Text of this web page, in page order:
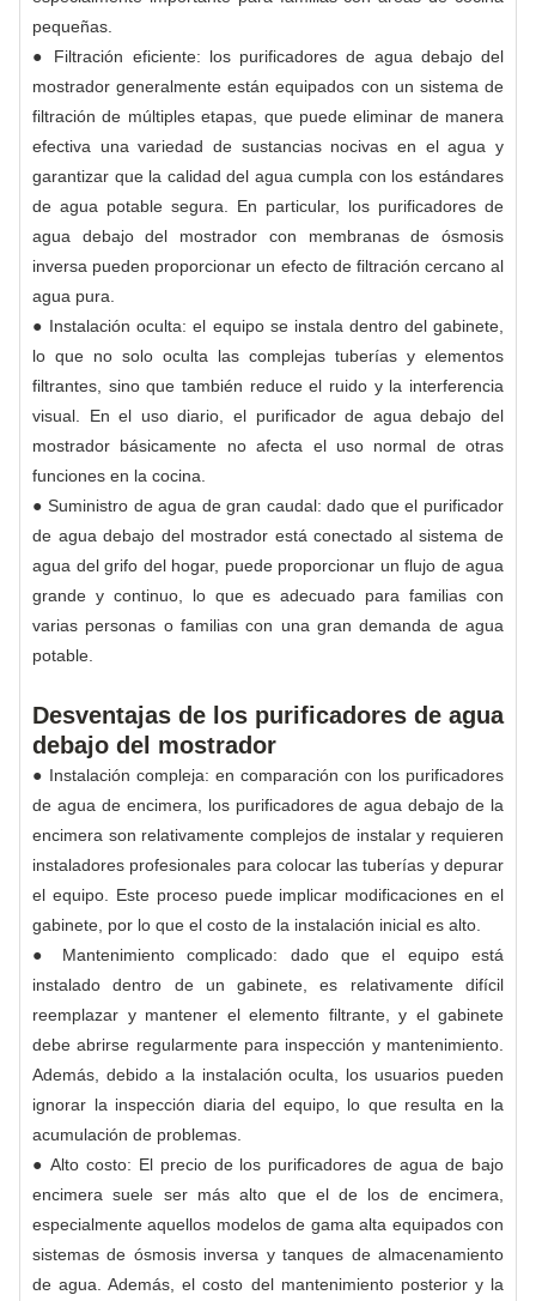
pequeñas.
● Filtración eficiente: los purificadores de agua debajo del
mostrador generalmente están equipados con un sistema de
filtración de múltiples etapas, que puede eliminar de manera
efectiva una variedad de sustancias nocivas en el agua y
garantizar que la calidad del agua cumpla con los estándares
de agua potable segura. En particular, los purificadores de
agua debajo del mostrador con membranas de ósmosis
inversa pueden proporcionar un efecto de filtración cercano al
agua pura.
● Instalación oculta: el equipo se instala dentro del gabinete,
lo que no solo oculta las complejas tuberías y elementos
filtrantes, sino que también reduce el ruido y la interferencia
visual. En el uso diario, el purificador de agua debajo del
mostrador básicamente no afecta el uso normal de otras
funciones en la cocina.
● Suministro de agua de gran caudal: dado que el purificador
de agua debajo del mostrador está conectado al sistema de
agua del grifo del hogar, puede proporcionar un flujo de agua
grande y continuo, lo que es adecuado para familias con
varias personas o familias con una gran demanda de agua
potable.
Desventajas de los purificadores de agua
debajo del mostrador
● Instalación compleja: en comparación con los purificadores
de agua de encimera, los purificadores de agua debajo de la
encimera son relativamente complejos de instalar y requieren
instaladores profesionales para colocar las tuberías y depurar
el equipo. Este proceso puede implicar modificaciones en el
gabinete, por lo que el costo de la instalación inicial es alto.
● Mantenimiento complicado: dado que el equipo está
instalado dentro de un gabinete, es relativamente difícil
reemplazar y mantener el elemento filtrante, y el gabinete
debe abrirse regularmente para inspección y mantenimiento.
Además, debido a la instalación oculta, los usuarios pueden
ignorar la inspección diaria del equipo, lo que resulta en la
acumulación de problemas.
● Alto costo: El precio de los purificadores de agua de bajo
encimera suele ser más alto que el de los de encimera,
especialmente aquellos modelos de gama alta equipados con
sistemas de ósmosis inversa y tanques de almacenamiento
de agua. Además, el costo del mantenimiento posterior y la